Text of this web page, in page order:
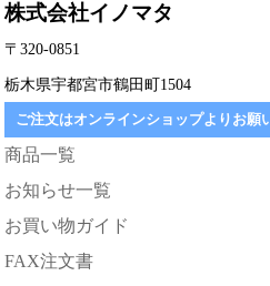
株式会社イノマタ
〒320-0851
栃木県宇都宮市鶴田町1504
ご注文はオンラインショップよりお願
商品一覧
お知らせ一覧
お買い物ガイド
FAX注文書